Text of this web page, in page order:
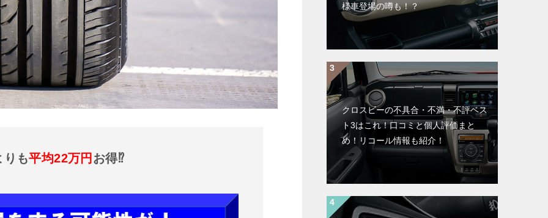
りも平均22万円 お得⁉
様車登場の噂も！？
クロスビーの不具合・不満・不評ベス
ト3はこれ！口コミと個人評価まと
め！リコール情報も紹介！